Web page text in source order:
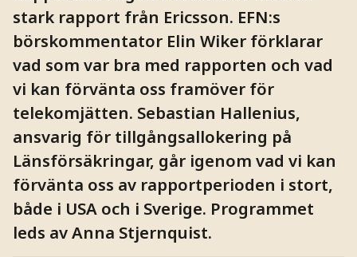
stark rapport från Ericsson. EFN:s
börskommentator Elin Wiker förklarar
vad som var bra med rapporten och vad
vi kan förvänta oss framöver för
telekomjätten. Sebastian Hallenius,
ansvarig för tillgångsallokering på
Länsförsäkringar, går igenom vad vi kan
förvänta oss av rapportperioden i stort,
både i USA och i Sverige. Programmet
leds av Anna Stjernquist.